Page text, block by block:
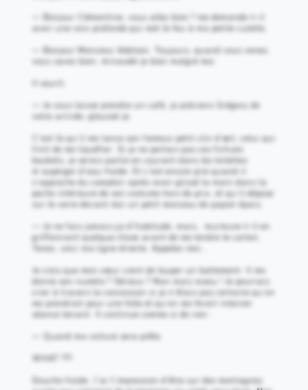
— Bonjour Clémentine, vous allez bien ? me demande-t-il
avoir une voix profonde qui met le feu à ma petite culotte.
— Bonjour Monsieur Adelson. Toujours, quand vous venez,
vous savez bien, minaudé-je bien malgré moi.
Il sourit.
— Je vous laisse prendre un café, je préviens Grégory de
votre arrivée, gloussé-je.
C’est là qu’il me lance son fameux petit clin d’œil, celui qui
finit de me liquéfier. Si je ne portais pas ces fichues
baskets, je serais partie en courant dans les toilettes
m’asperger d’eau froide. Et c’est encore pire quand il
s’approche du comptoir après avoir glissé la main dans la
poche intérieure de son costume hors de prix, et qu’il dépose
sur le verre devant moi un petit morceau de papier épais.
— Je ne fais jamais ça d’habitude, mais… murmure-t-il en
griffonnant quelque chose avant de me tendre le carton.
Tenez, voici ma ligne directe. Appelez-moi…
Je crois que mon cœur vient de louper un battement. Il me
donne son numéro ? Sérieux ? Nan mais waou ! Je pourrais
crier à travers la concession si je n’étais pas certaine qu’on
me prendrait pour une folle et qu’on me ferait interner
séance tenant. Il continue comme si de rien :
— Quand ma voiture sera prête.
WHAT ???
Douche froide. J’ai l’impression d’être sur des montagnes